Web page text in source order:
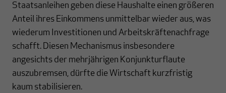
Staatsanleihen geben diese Haushalte einen größeren
Anteil ihres Einkommens unmittelbar wieder aus, was
wiederum Investitionen und Arbeitskräftenachfrage
schafft. Diesen Mechanismus insbesondere
angesichts der mehrjährigen Konjunkturflaute
auszubremsen, dürfte die Wirtschaft kurzfristig
kaum stabilisieren.